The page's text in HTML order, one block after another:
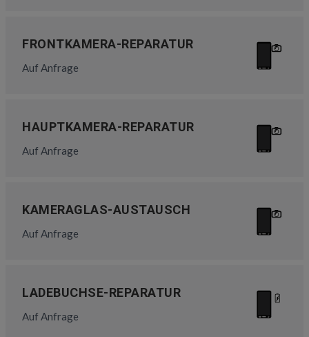
FRONTKAMERA-REPARATUR
Auf Anfrage
HAUPTKAMERA-REPARATUR
Auf Anfrage
KAMERAGLAS-AUSTAUSCH
Auf Anfrage
LADEBUCHSE-REPARATUR
Auf Anfrage